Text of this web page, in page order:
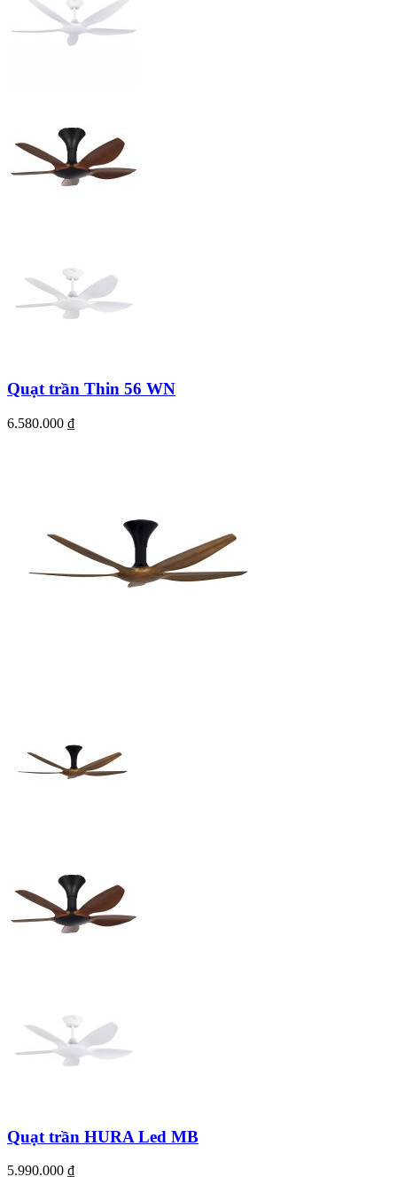
Quạt trần Thin 56 WN
6.580.000 ₫
Quạt trần HURA Led MB
5.990.000 ₫